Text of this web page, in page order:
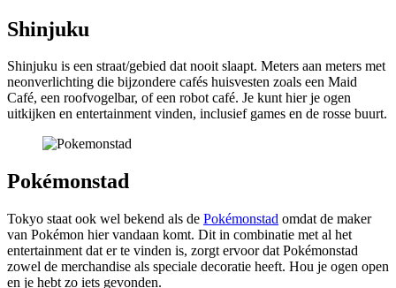
Shinjuku
Shinjuku is een straat/gebied dat nooit slaapt. Meters aan meters met
neonverlichting die bijzondere cafés huisvesten zoals een Maid
Café, een roofvogelbar, of een robot café. Je kunt hier je ogen
uitkijken en entertainment vinden, inclusief games en de rosse buurt.
Pokémonstad
Tokyo staat ook wel bekend als de Pokémonstad omdat de maker
van Pokémon hier vandaan komt. Dit in combinatie met al het
entertainment dat er te vinden is, zorgt ervoor dat Pokémonstad
zowel de merchandise als speciale decoratie heeft. Hou je ogen open
en je hebt zo iets gevonden.